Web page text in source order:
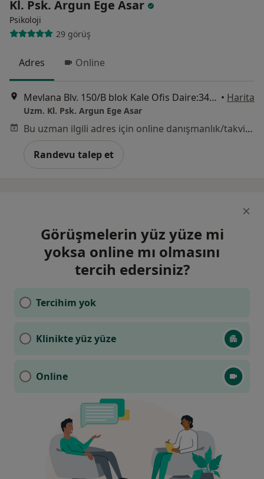
Kl. Psk. Argun Ege Asar
Psikoloji
29 görüş
Adres Online
Mevlana Blv. 150/B blok Kale Ofis Daire:34, Çankaya • Harita
Uzm. Kl. Psk. Argun Ege Asar
Bu uzman ilgili adres için online danışmanlık/takvim sunmuyor.
Randevu talep et
Görüşmelerin yüz yüze mi
yoksa online mı olmasını
tercih edersiniz?
Tercihim yok
Klinikte yüz yüze
Online